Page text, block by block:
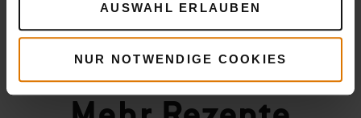
AUSWAHL ERLAUBEN
NUR NOTWENDIGE COOKIES